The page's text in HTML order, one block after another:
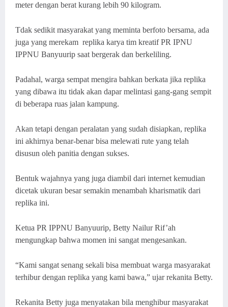
meter dengan berat kurang lebih 90 kilogram.
Tdak sedikit masyarakat yang meminta berfoto bersama, ada
juga yang merekam replika karya tim kreatif PR IPNU
IPPNU Banyuurip saat bergerak dan berkeliling.
Padahal, warga sempat mengira bahkan berkata jika replika
yang dibawa itu tidak akan dapar melintasi gang-gang sempit
di beberapa ruas jalan kampung.
Akan tetapi dengan peralatan yang sudah disiapkan, replika
ini akhirnya benar-benar bisa melewati rute yang telah
disusun oleh panitia dengan sukses.
Bentuk wajahnya yang juga diambil dari internet kemudian
dicetak ukuran besar semakin menambah kharismatik dari
replika ini.
Ketua PR IPPNU Banyuurip, Betty Nailur Rif’ah
mengungkap bahwa momen ini sangat mengesankan.
“Kami sangat senang sekali bisa membuat warga masyarakat
terhibur dengan replika yang kami bawa,” ujar rekanita Betty.
Rekanita Betty juga menyatakan bila menghibur masyarakat